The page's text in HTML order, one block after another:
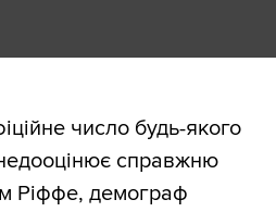
число будь-якого
справжню
Ріффе, демограф